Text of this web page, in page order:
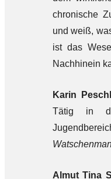
chronische
und weiß,
ist das
Nachhinein
Karin
Tätig in
Almut Tina